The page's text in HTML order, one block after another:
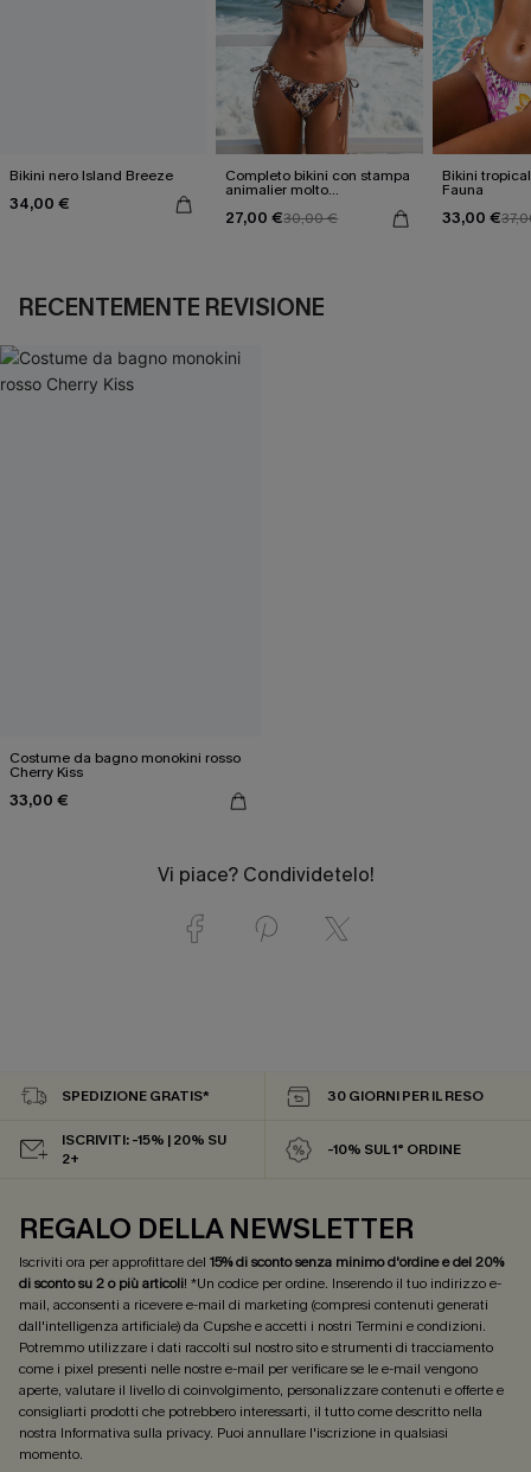
Bikini nero Island Breeze
34,00 €
Completo bikini con stampa
animalier molto
27,00 €30,00 €
Bikini
Fauna
33,00 €
RECENTEMENTE REVISIONE
Costume da bagno monokini rosso
Cherry Kiss
33,00 €
Vi piace? Condividetelo!
SPEDIZIONE GRATIS* 30 GIORNI PER IL RESO
ISCRIVITI: -15% | 20% SU
2+
-10% SUL 1° ORDINE
REGALO DELLA NEWSLETTER
Iscriviti ora per approfittare del 15% di sconto senza minimo d'ordine e del 20%
di sconto su 2 o più articoli! *Un codice per ordine. Inserendo il tuo indirizzo e-
mail, acconsenti a ricevere e-mail di marketing (compresi contenuti generati
dall'intelligenza artificiale) da Cupshe e accetti i nostri Termini e condizioni.
Potremmo utilizzare i dati raccolti sul nostro sito e strumenti di tracciamento
come i pixel presenti nelle nostre e-mail per verificare se le e-mail vengono
aperte, valutare il livello di coinvolgimento, personalizzare contenuti e offerte e
consigliarti prodotti che potrebbero interessarti, il tutto come descritto nella
nostra Informativa sulla privacy. Puoi annullare l'iscrizione in qualsiasi
momento.